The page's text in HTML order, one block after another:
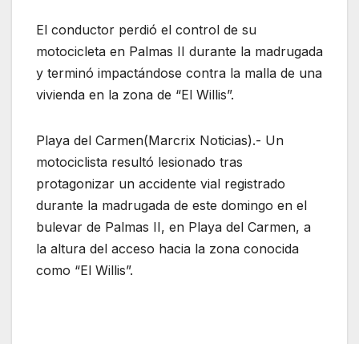
El conductor perdió el control de su
motocicleta en Palmas II durante la madrugada
y terminó impactándose contra la malla de una
vivienda en la zona de “El Willis”.
Playa del Carmen(Marcrix Noticias).- Un
motociclista resultó lesionado tras
protagonizar un accidente vial registrado
durante la madrugada de este domingo en el
bulevar de Palmas II, en Playa del Carmen, a
la altura del acceso hacia la zona conocida
como “El Willis”.